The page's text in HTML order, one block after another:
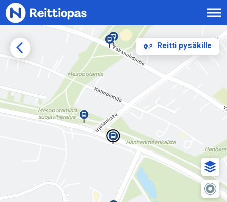
Siirry sisältöön
Reitti pysäkille